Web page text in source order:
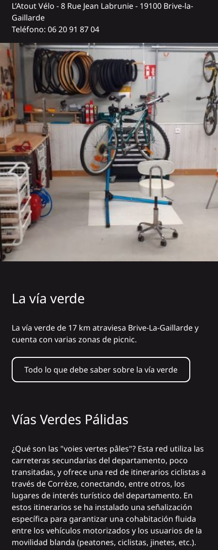
L’Atout Vélo - 8 Rue Jean Labrunie - 19100 Brive-la-
Gaillarde
Teléfono: 06 20 91 87 04
La vía verde
La vía verde de 17 km atraviesa Brive-La-Gaillarde y
cuenta con varias zonas de picnic.
Todo lo que debe saber sobre la vía verde
Vías Verdes Pálidas
¿Qué son las "voies vertes pâles"? Esta red utiliza las
carreteras secundarias del departamento, poco
transitadas, y ofrece una red de itinerarios ciclistas a
través de Corrèze, conectando, entre otros, los
lugares de interés turístico del departamento. En
estos itinerarios se ha instalado una señalización
específica para garantizar una cohabitación fluida
entre los vehículos motorizados y los usuarios de la
movilidad blanda (peatones, ciclistas, jinetes, etc.).